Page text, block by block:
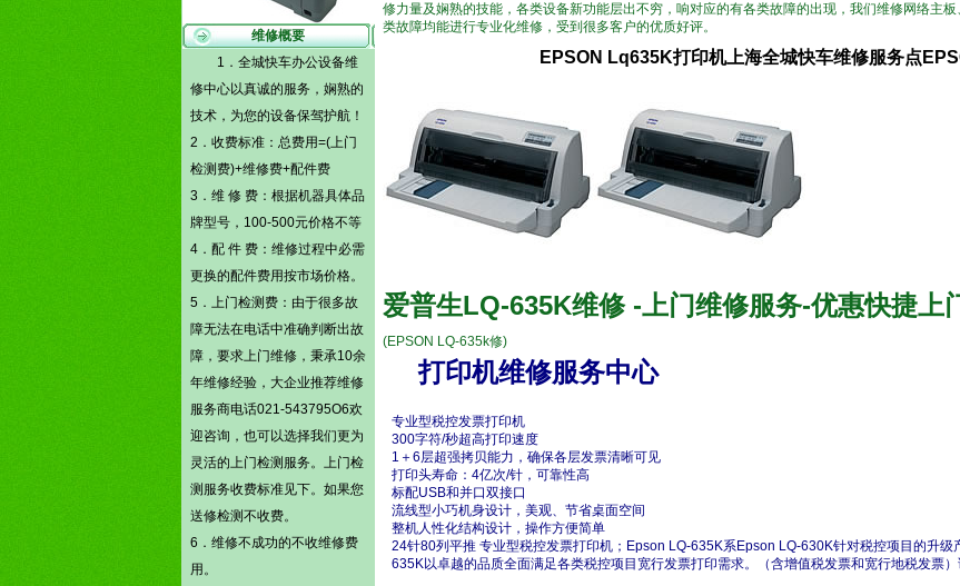
维修概要
1．全城快车办公设备维
修中心以真诚的服务，娴熟的
技术，为您的设备保驾护航！
2．收费标准：总费用=(上门
检测费)+维修费+配件费
3．维 修 费：根据机器具体品
牌型号，100-500元价格不等
4．配 件 费：维修过程中必需
更换的配件费用按市场价格。
5． 上门检测费 ：由于很多故
障无法在电话中准确判断出故
障，要求上门维修，秉承10余
年维修经验，大企业推荐维修
服务商电话021-543795O6欢
迎咨询，也可以选择我们更为
灵活的上门检测 服务。 上门检
测 服务收费标准见下。如果您
送修检测不收费。
6．维修不成功的不收维修费
用。
修力量及娴熟的技能，各类设备新功能层出不穷，响对应的有各类故障的出现，我们维修网络主
类故障均能进行专业化维修，受到很多客户的优质好评。
EPSON Lq635K打印机上海全城快车维修服务点
爱普生LQ-635K维修 -上门维修服务-优惠快捷上
(EPSON LQ-635k修)
打印机维修服务中心
专业型税控发票打印机
300字符/秒超高打印速度
1＋6层超强拷贝能力，确保各层发票清晰可见
打印头寿命：4亿次/针，可靠性高
标配USB和并口双接口
流线型小巧机身设计，美观、节省桌面空间
整机人性化结构设计，操作方便简单
24针80列平推 专业型税控发票打印机；Epson LQ-635K系Epson LQ-630K针对税控项目的升
635K以卓越的品质全面满足各类税控项目宽行发票打印需求。（含增值税发票和宽行地税发票）